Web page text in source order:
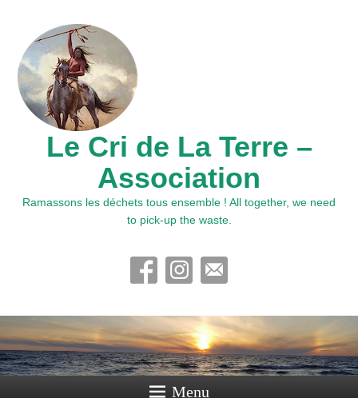
Le Cri de La Terre –
Association
Ramassons les déchets tous ensemble ! All together, we need
to pick-up the waste.
Menu